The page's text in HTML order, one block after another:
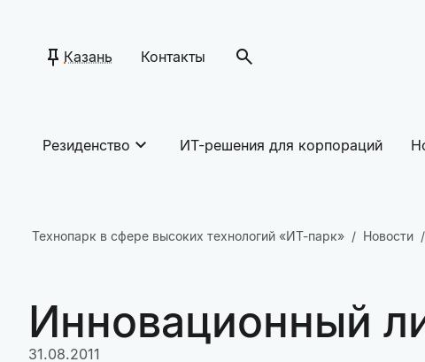
Казань Контакты
Резиденство ИТ-решения для корпораций
Технопарк в сфере высоких технологий «ИТ-парк» Новости
Инновационный
31.08.2011